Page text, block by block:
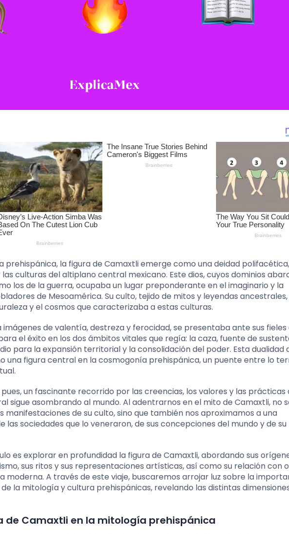
prehispánica, la figura de Camaxtli emerge como una deidad polifacética,
culturas del altiplano central mexicano. Este dios, cuyos dominios
los de la guerra, ocupaba un lugar preponderante en el imaginario y la
de Mesoamérica. Su culto, tejido de mitos y leyendas
y el cosmos que caracterizaba a estas culturas.
de valentía, destreza y ferocidad, se presentaba ante sus
el éxito en los dos ámbitos vitales que regía: la caza, fuente de
para la expansión territorial y la consolidación del poder. Esta dualidad
una figura central en la cosmogonía prehispánica, un puente entre lo
un fascinante recorrido por las creencias, los valores y las prácticas
sigue asombrando al mundo. Al adentrarnos en el mito de Camaxtli, no
manifestaciones de su culto, sino que también nos aproximamos a una
sociedades que lo veneraron, de sus concepciones del mundo y de su
es explorar en profundidad la figura de Camaxtli, abordando sus
sus ritos y sus representaciones artísticas, así como su relación con
moderna. A través de este viaje, buscaremos arrojar luz sobre la
la mitología y cultura prehispánicas, revelando las distintas
de Camaxtli en la mitología prehispánica